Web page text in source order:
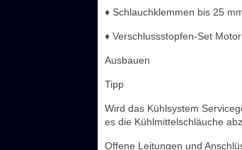
♦ Schlauchklemmen bis 25
♦ Verschlussstopfen-Set
Ausbauen
Tipp
Wird das Kühlsystem
es die Kühlmittelschläuche
Offene Leitungen und